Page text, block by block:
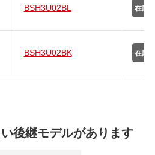
BSH3U02BL
BSH3U02BK
後継モデルがあります